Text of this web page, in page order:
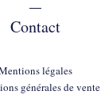
—
Contact
légales
générales de vente